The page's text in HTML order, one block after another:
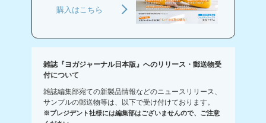
購入はこちら
雑誌『ヨガジャーナル日本版』へのリリース・郵送物受
付について
雑誌編集部宛ての新製品情報などのニュースリリース、
サンプルの郵送物等は、以下で受け付けております。
※プレジデント社様には編集部はございませんので、ご注意